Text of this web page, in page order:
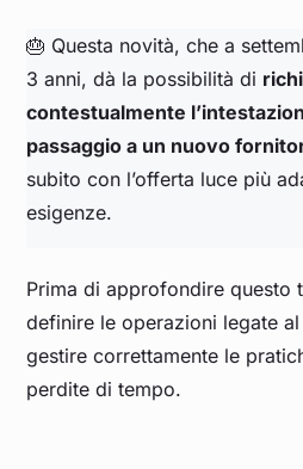
🎂 Questa novità, che a
3 anni, dà la possibilità di
contestualmente
passaggio a un nuovo
subito con l’offerta luce più
esigenze.
Prima di approfondire questo
definire le operazioni legate
gestire correttamente le
perdite di tempo.